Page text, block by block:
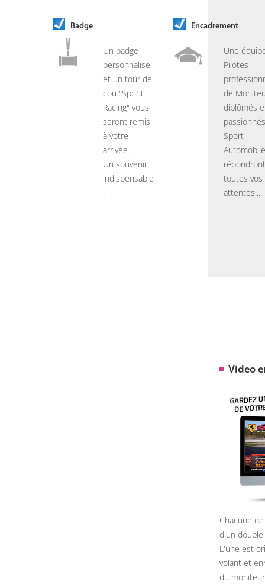
Badge
Un badge
personnalisé
et un tour de
cou "Sprint
Racing" vous
seront remis
à votre
arrivée.
Un souvenir
indispensable
!
Encadrement
Une
Pilotes
de
diplômés
Sport
Automobile
toutes vos
attentes...
Video
Chacune
d'un
L'une est
volant et
du